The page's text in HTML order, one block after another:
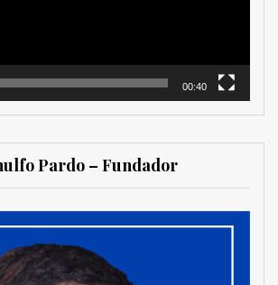
00:40
Pardo – Fundador